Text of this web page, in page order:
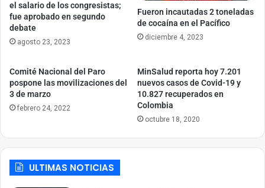
el salario de los congresistas;
fue aprobado en segundo
debate
agosto 23, 2023
Fueron incautadas 2 toneladas
de cocaína en el Pacífico
diciembre 4, 2023
Comité Nacional del Paro
pospone las movilizaciones del
3 de marzo
febrero 24, 2022
MinSalud reporta hoy 7.201
nuevos casos de Covid-19 y
10.827 recuperados en
Colombia
octubre 18, 2020
ULTIMAS NOTICIAS